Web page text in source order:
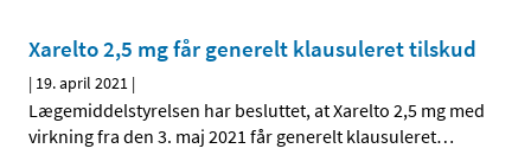
Xarelto 2,5 mg får generelt klausuleret tilskud
| 19. april 2021 |
Lægemiddelstyrelsen har besluttet, at Xarelto 2,5 mg med
virkning fra den 3. maj 2021 får generelt klausuleret…